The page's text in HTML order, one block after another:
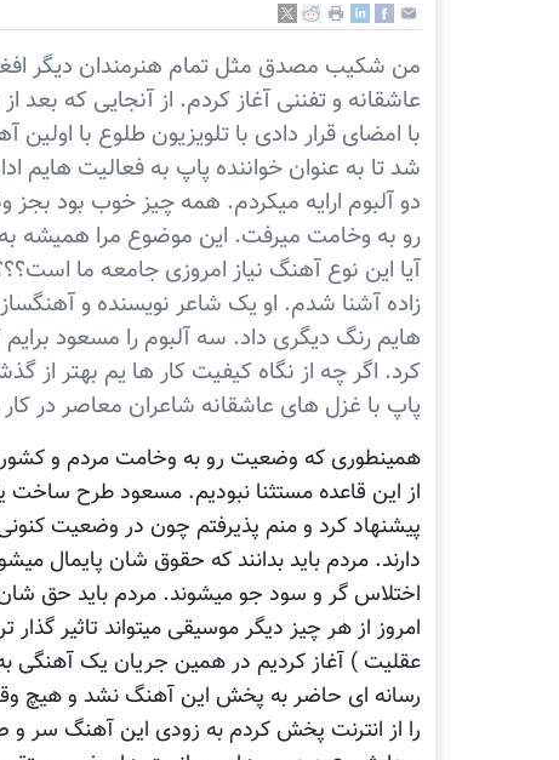
من شکیب مصدق مثل تمام هنرمندان دیگر
عاشقانه و تفننی آغاز کردم. از آنجایی که
با امضای قرار دادی با تلویزیون طلوع با
شد تا به عنوان خواننده پاپ به فعالیت هایم
دو آلبوم ارایه میکردم. همه چیز خوب بود
رو به وخامت میرفت. این موضوع مرا همیشه
آیا این نوع آهنگ نیاز امروزی جامعه ما
زاده آشنا شدم. او یک شاعر نویسنده و
هایم رنگ دیگری داد. سه آلبوم را مسعود
کرد. اگر چه از نگاه کیفیت کار ها یم بهتر از
پاپ با غزل های عاشقانه شاعران معاصر در
همینطوری که وضعیت رو به وخامت مردم و کشور
از این قاعده مستثنا نبودیم. مسعود طرح ساخت
پیشنهاد کرد و منم پذیرفتم چون در وضعیت
دارند. مردم باید بدانند که حقوق شان پایمال
اختلاس گر و سود جو میشوند. مردم باید حق شان
امروز از هر چیز دیگر موسیقی میتواند تاثیر
عقلیت ) آغاز کردیم در همین جریان یک آهنگی
رسانه ای حاضر به پخش این آهنگ نشد و هیچ
را از انترنت پخش کردم به زودی این آهنگ سر